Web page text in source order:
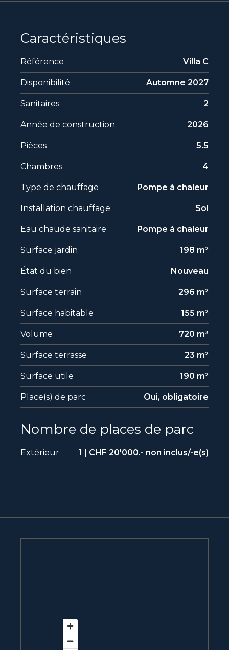
Caractéristiques
Référence Villa C
Disponibilité Automne 2027
Sanitaires 2
Année de construction 2026
Pièces 5.5
Chambres 4
Type de chauffage Pompe à chaleur
Installation chauffage Sol
Eau chaude sanitaire Pompe à chaleur
Surface jardin 198 m²
État du bien Nouveau
Surface terrain 296 m²
Surface habitable 155 m²
Volume 720 m³
Surface terrasse 23 m²
Surface utile 190 m²
Place(s) de parc Oui, obligatoire
Nombre de places de parc
Extérieur 1 | CHF 20'000.- non inclus/-e(s)